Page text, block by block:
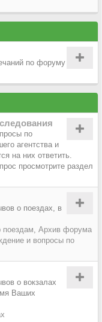
по форуму
по
агентства и
на них ответить.
просмотрите раздел
о поездах, в
поездам
Архив форума
и вопросы по
о вокзалах
Ваших